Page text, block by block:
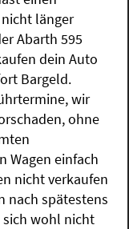
länger
Abarth 595
dein Auto
Bargeld.
wir
ohne
Wagen einfach
nicht verkaufen
nach spätestens
wohl nicht